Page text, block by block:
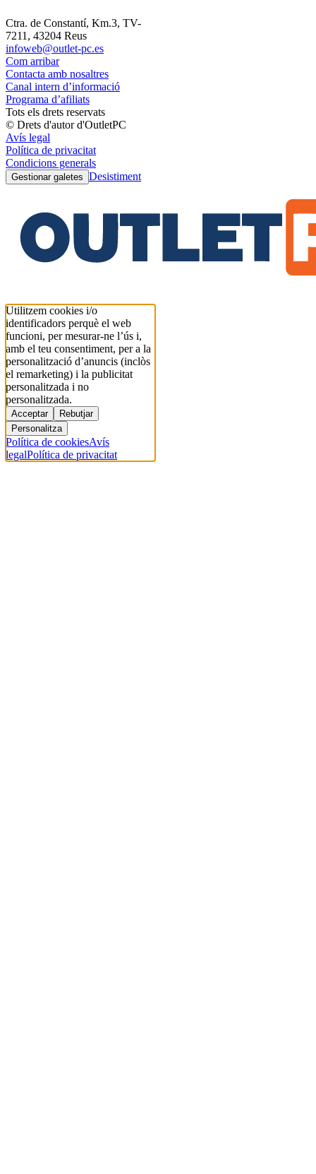
Ctra. de Constantí, Km.3, TV-
7211, 43204 Reus
infoweb@outlet-pc.es
Com arribar
Contacta amb nosaltres
Canal intern d’informació
Programa d’afiliats
Tots els drets reservats
© Drets d'autor d'OutletPC
Avís legal
Política de privacitat
Condicions generals
Gestionar galetes Desistiment
Utilitzem cookies i/o
identificadors perquè el web
funcioni, per mesurar-ne l’ús i,
amb el teu consentiment, per a la
personalització d’anuncis (inclòs
el remarketing) i la publicitat
personalitzada i no
personalitzada.
Acceptar
Rebutjar
Personalitza
Política de cookiesAvís
legalPolítica de privacitat